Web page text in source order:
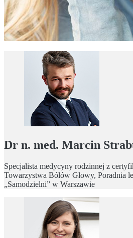
Dr n. med. Marcin
Specjalista medycyny rodzinnej z
Towarzystwa Bólów Głowy, Poradnia
„Samodzielni” w Warszawie